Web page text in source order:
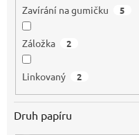
Zavírání na gumičku 5
Záložka 2
Linkovaný 2
Druh papíru